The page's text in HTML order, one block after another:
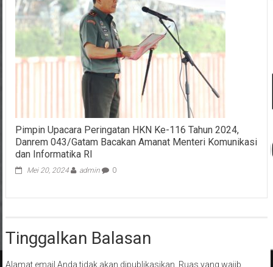
Pimpin Upacara Peringatan HKN Ke-116 Tahun 2024,
Danrem 043/Gatam Bacakan Amanat Menteri Komunikasi
dan Informatika RI
Mei 20, 2024 admin 0
Tinggalkan Balasan
Alamat email Anda tidak akan dipublikasikan. Ruas yang wajib